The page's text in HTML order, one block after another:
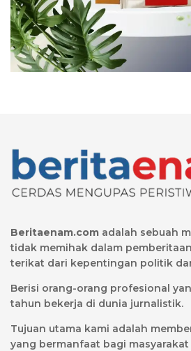
Beritaenam.com adalah sebuah
tidak memihak dalam
terikat dari kepentingan politik
Berisi orang-orang profesional
tahun bekerja di dunia jurnalistik.
Tujuan utama kami adalah
yang bermanfaat bagi